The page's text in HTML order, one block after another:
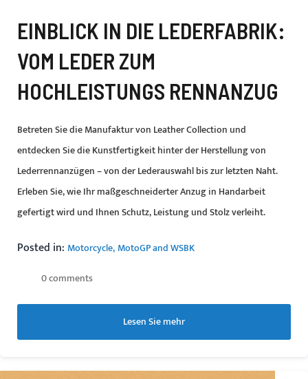
EINBLICK IN DIE LEDERFABRIK:
VOM LEDER ZUM
HOCHLEISTUNGS RENNANZUG
Betreten Sie die Manufaktur von Leather Collection und
entdecken Sie die Kunstfertigkeit hinter der Herstellung von
Lederrennanzügen – von der Lederauswahl bis zur letzten Naht.
Erleben Sie, wie Ihr maßgeschneiderter Anzug in Handarbeit
gefertigt wird und Ihnen Schutz, Leistung und Stolz verleiht.
Posted in: Motorcycle MotoGP and WSBK
0 comments
Lesen Sie mehr